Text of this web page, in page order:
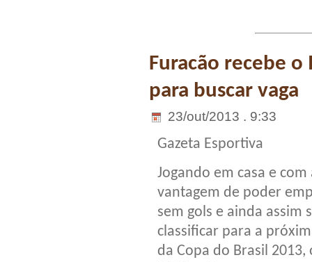
Furacão recebe
para buscar vaga
23/out/2013 . 9:33
Gazeta Esportiva
Jogando em casa e com
vantagem de poder
sem gols e ainda assim
classificar para a
da Copa do Brasil 2013,